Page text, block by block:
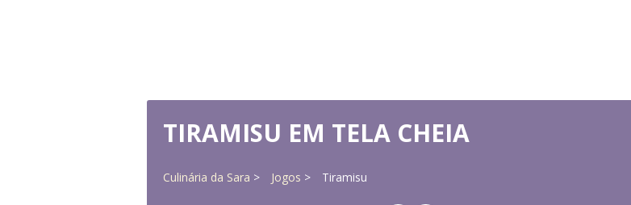
TIRAMISU EM TELA CHEIA
Culinária da Sara Jogos Tiramisu